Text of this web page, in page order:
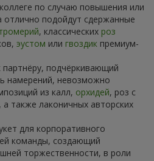
по случаю повышения или
отлично подойдут сдержанные
, классических роз
эустом или гвоздик премиум-
партнёру, подчёркивающий
намерений, невозможно
из калл, орхидей, роз с
также лаконичных авторских
для корпоративного
команды, создающий
торжественности, в роли